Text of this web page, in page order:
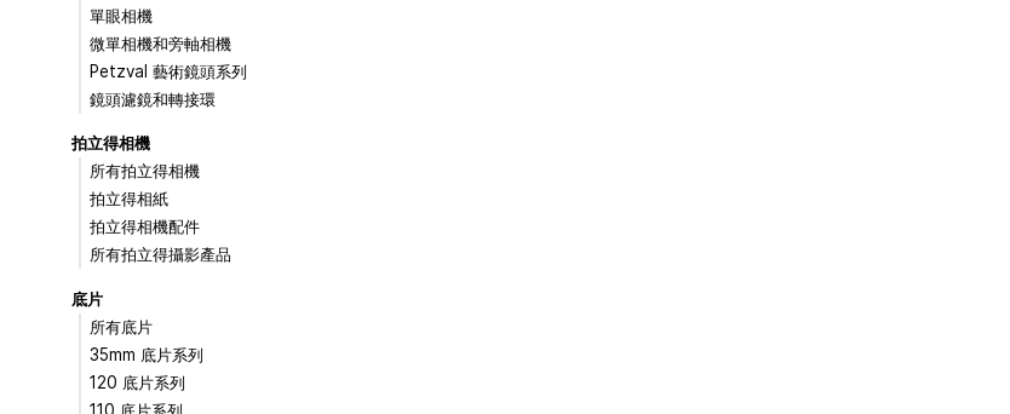
單眼相機
微單相機和旁軸相機
Petzval 藝術鏡頭系列
鏡頭濾鏡和轉接環
拍立得相機
所有拍立得相機
拍立得相紙
拍立得相機配件
所有拍立得攝影產品
底片
所有底片
35mm 底片系列
120 底片系列
110 底片系列